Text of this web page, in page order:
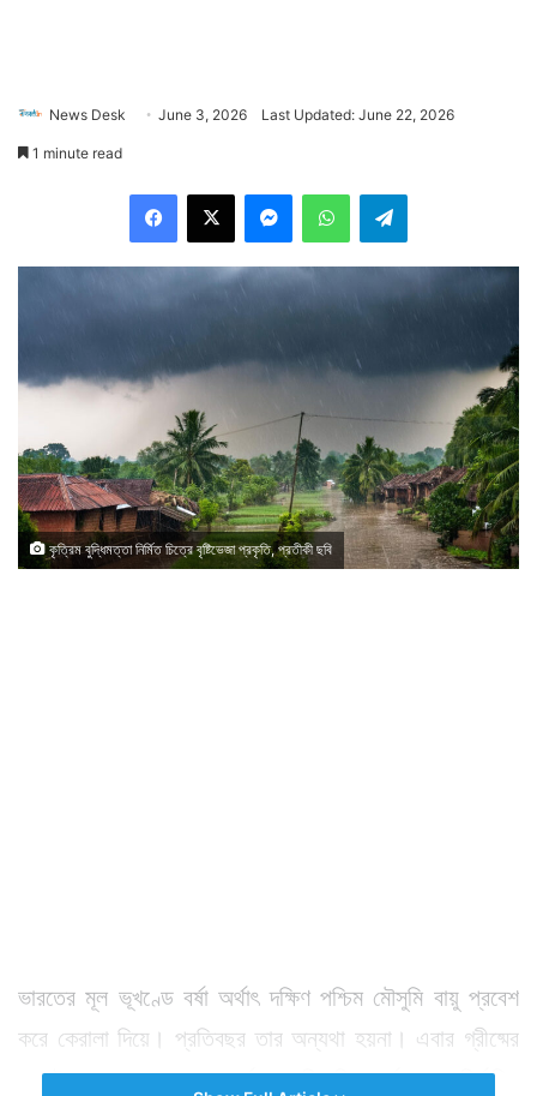
News Desk June 3, 2026 Last Updated: June 22, 2026
1 minute read
কৃত্রিম বুদ্ধিমত্তা নির্মিত চিত্রে বৃষ্টিভেজা প্রকৃতি, প্রতীকী ছবি
ভারতের মূল ভূখণ্ডে বর্ষা অর্থাৎ দক্ষিণ পশ্চিম মৌসুমি বায়ু প্রবেশ
করে কেরালা দিয়ে। প্রতিবছর তার অন্যথা হয়না। এবার গ্রীষ্মের
মাঝেই আবহাওয়া দফতর পূর্বাভাস দিয়েছিল বর্ষা তার নির্ধারিত